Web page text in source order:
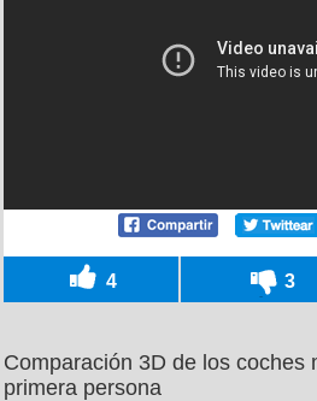
4 3
Comparación 3D de los coches
primera persona